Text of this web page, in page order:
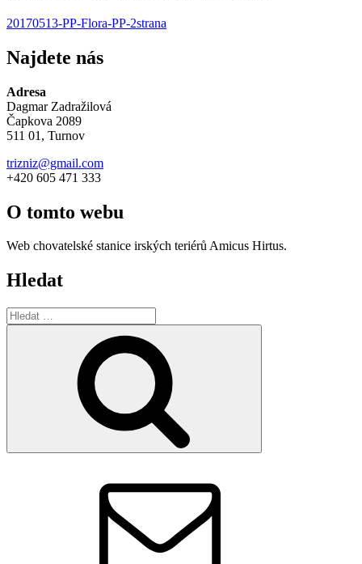
20170513-PP-Flora-PP-2strana
Najdete nás
Adresa
Dagmar Zadražilová
Čapkova 2089
511 01, Turnov
trizniz@gmail.com
+420 605 471 333
O tomto webu
Web chovatelské stanice irských teriérů Amicus Hirtus.
Hledat
Hledat: